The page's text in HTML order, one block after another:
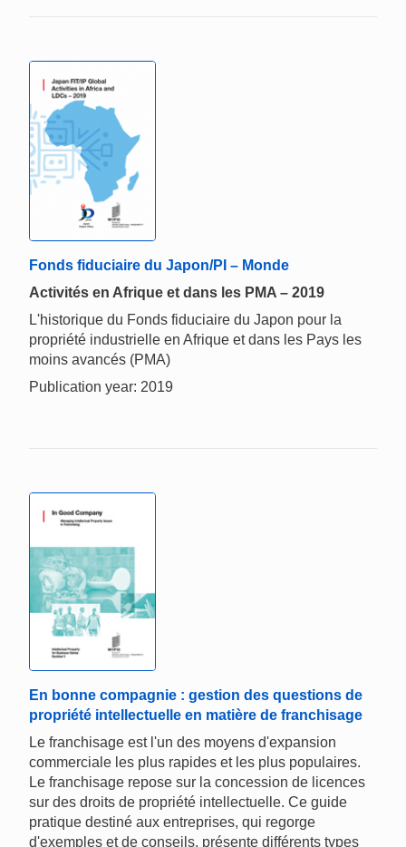
Fonds fiduciaire du Japon/PI – Monde
Activités en Afrique et dans les PMA – 2019
L'historique du Fonds fiduciaire du Japon pour la
propriété industrielle en Afrique et dans les Pays les
moins avancés (PMA)
Publication year: 2019
En bonne compagnie : gestion des questions de
propriété intellectuelle en matière de franchisage
Le franchisage est l'un des moyens d'expansion
commerciale les plus rapides et les plus populaires.
Le franchisage repose sur la concession de licences
sur des droits de propriété intellectuelle. Ce guide
pratique destiné aux entreprises, qui regorge
d'exemples et de conseils, présente différents types